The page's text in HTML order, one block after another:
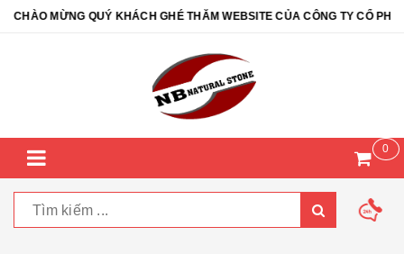
MỪNG QUÝ KHÁCH GHÉ THĂM WEBSITE CỦA CÔNG TY CỔ
0